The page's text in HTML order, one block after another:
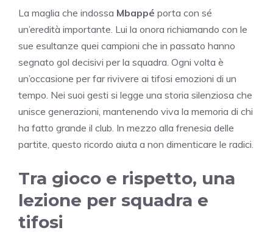
La maglia che indossa Mbappé porta con sé
un’eredità importante. Lui la onora richiamando con le
sue esultanze quei campioni che in passato hanno
segnato gol decisivi per la squadra. Ogni volta è
un’occasione per far rivivere ai tifosi emozioni di un
tempo. Nei suoi gesti si legge una storia silenziosa che
unisce generazioni, mantenendo viva la memoria di chi
ha fatto grande il club. In mezzo alla frenesia delle
partite, questo ricordo aiuta a non dimenticare le radici.
Tra gioco e rispetto, una
lezione per squadra e
tifosi